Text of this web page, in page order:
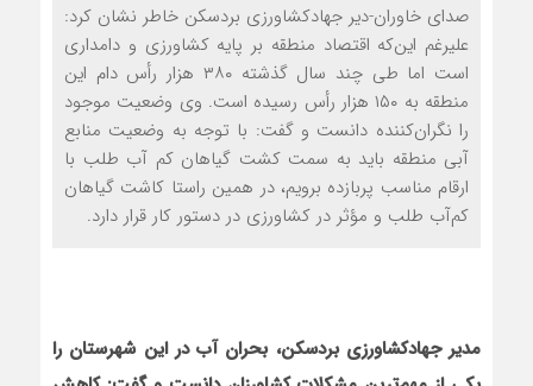
صدای خاوران-دیر جهادکشاورزی بردسکن خاطر نشان کرد:
علیرغم این‌که اقتصاد منطقه بر پایه کشاورزی و دامداری
است اما طی چند سال گذشته ۳۸۰ هزار رأس دام این
منطقه به ۱۵۰ هزار رأس رسیده است. وی وضعیت موجود
را نگران‌کننده دانست و گفت: با توجه به وضعیت منابع
آبی منطقه باید به سمت کشت گیاهان کم آب طلب با
ارقام مناسب پربازده برویم، در همین راستا کاشت گیاهان
کم‌آب طلب و مؤثر در کشاورزی در دستور کار قرار دارد.
مدیر جهادکشاورزی بردسکن، بحران آب در این شهرستان را